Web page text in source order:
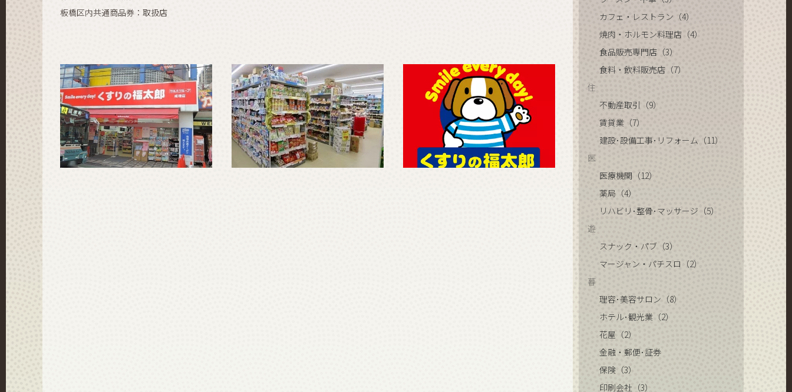
板橋区内共通商品券：取扱店
カフェ・レストラン（4）
焼肉・ホルモン料理店（4）
食品販売専門店（3）
食料・飲料販売店（7）
住
不動産取引（9）
賃貸業（7）
建設･設備工事･リフォーム（11）
医
医療機関（12）
薬局（4）
リハビリ･整骨･マッサージ（5）
遊
スナック・パブ（3）
マージャン・パチスロ（2）
暮
理容･美容サロン（8）
ホテル･観光業（2）
花屋（2）
金融・郵便･証券
保険（3）
印刷会社（3）